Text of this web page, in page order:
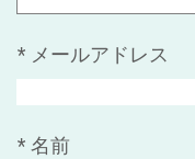
* メールアドレス
* 名前